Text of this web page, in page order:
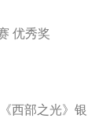
优秀奖
西部之光》银